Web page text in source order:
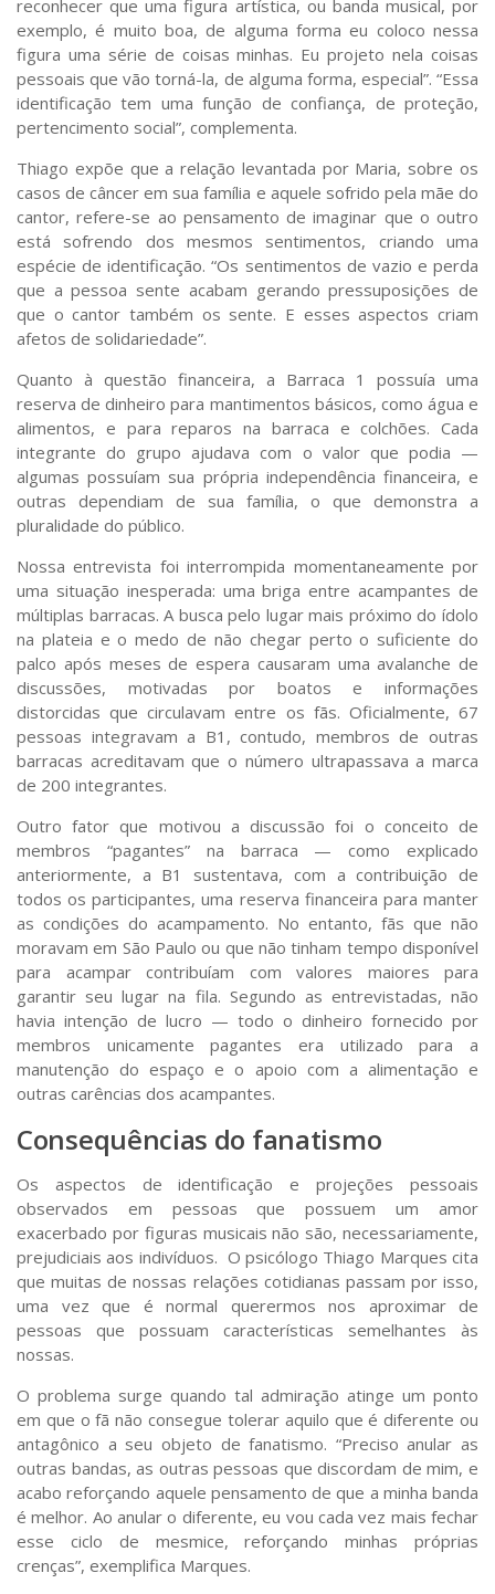
reconhecer que uma figura artística, ou banda musical, por
exemplo, é muito boa, de alguma forma eu coloco nessa
figura uma série de coisas minhas. Eu projeto nela coisas
pessoais que vão torná-la, de alguma forma, especial”. “Essa
identificação tem uma função de confiança, de proteção,
pertencimento social”, complementa.
Thiago expõe que a relação levantada por Maria, sobre os
casos de câncer em sua família e aquele sofrido pela mãe do
cantor, refere-se ao pensamento de imaginar que o outro
está sofrendo dos mesmos sentimentos, criando uma
espécie de identificação. “Os sentimentos de vazio e perda
que a pessoa sente acabam gerando pressuposições de
que o cantor também os sente. E esses aspectos criam
afetos de solidariedade”.
Quanto à questão financeira, a Barraca 1 possuía uma
reserva de dinheiro para mantimentos básicos, como água e
alimentos, e para reparos na barraca e colchões. Cada
integrante do grupo ajudava com o valor que podia —
algumas possuíam sua própria independência financeira, e
outras dependiam de sua família, o que demonstra a
pluralidade do público.
Nossa entrevista foi interrompida momentaneamente por
uma situação inesperada: uma briga entre acampantes de
múltiplas barracas. A busca pelo lugar mais próximo do ídolo
na plateia e o medo de não chegar perto o suficiente do
palco após meses de espera causaram uma avalanche de
discussões, motivadas por boatos e informações
distorcidas que circulavam entre os fãs. Oficialmente, 67
pessoas integravam a B1 , contudo, membros de outras
barracas acreditavam que o número ultrapassava a marca
de 200 integrantes.
Outro fator que motivou a discussão foi o conceito de
membros “pagantes” na barraca — como explicado
anteriormente, a B1 sustentava, com a contribuição de
todos os participantes, uma reserva financeira para manter
as condições do acampamento. No entanto, fãs que não
moravam em São Paulo ou que não tinham tempo disponível
para acampar contribuíam com valores maiores para
garantir seu lugar na fila. Segundo as entrevistadas, não
havia intenção de lucro — todo o dinheiro fornecido por
membros unicamente pagantes era utilizado para a
manutenção do espaço e o apoio com a alimentação e
outras carências dos acampantes.
Consequências do fanatismo
Os aspectos de identificação e projeções pessoais
observados em pessoas que possuem um amor
exacerbado por figuras musicais não são, necessariamente,
prejudiciais aos indivíduos. O psicólogo Thiago Marques cita
que muitas de nossas relações cotidianas passam por isso,
uma vez que é normal querermos nos aproximar de
pessoas que possuam características semelhantes às
nossas.
O problema surge quando tal admiração atinge um ponto
em que o fã não consegue tolerar aquilo que é diferente ou
antagônico a seu objeto de fanatismo. “Preciso anular as
outras bandas, as outras pessoas que discordam de mim, e
acabo reforçando aquele pensamento de que a minha banda
é melhor. Ao anular o diferente, eu vou cada vez mais fechar
esse ciclo de mesmice, reforçando minhas próprias
crenças”, exemplifica Marques.